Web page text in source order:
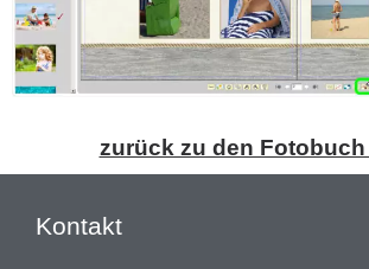
zurück zu den
Kontakt